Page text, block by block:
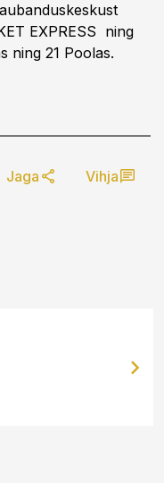
EXPRESS ning
ning 21 Poolas.
Jaga Vihja